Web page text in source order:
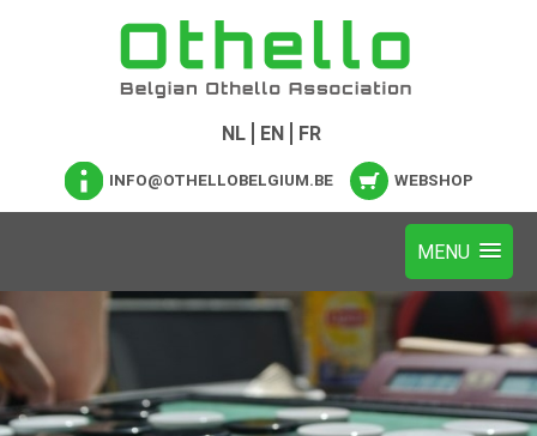
NL EN FR
INFO@OTHELLOBELGIUM.BE WEBSHOP